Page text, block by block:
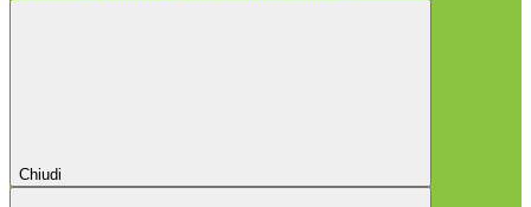
Chiudi